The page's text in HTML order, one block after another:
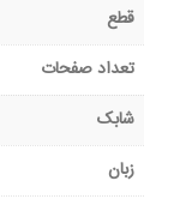
قطع
تعداد صفحات
شابک
زبان